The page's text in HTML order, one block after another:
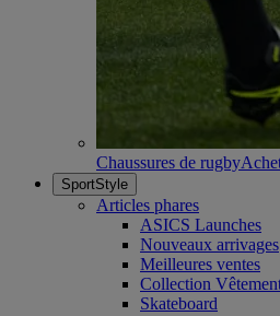
Chaussures de rugby
SportStyle
Articles phares
ASICS Launches
Nouveaux arrivages
Meilleures ventes
Collection
Skateboard